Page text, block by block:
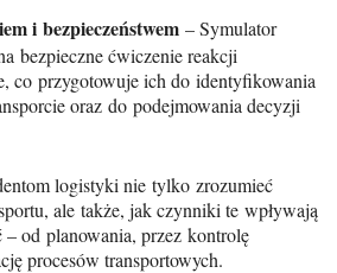
i bezpieczeństwem – Symulator
bezpieczne ćwiczenie reakcji
co przygotowuje ich do identyfikowania
oraz do podejmowania decyzji
logistyki nie tylko zrozumieć
ale także, jak czynniki te wpływają
– od planowania, przez kontrolę
procesów transportowych.